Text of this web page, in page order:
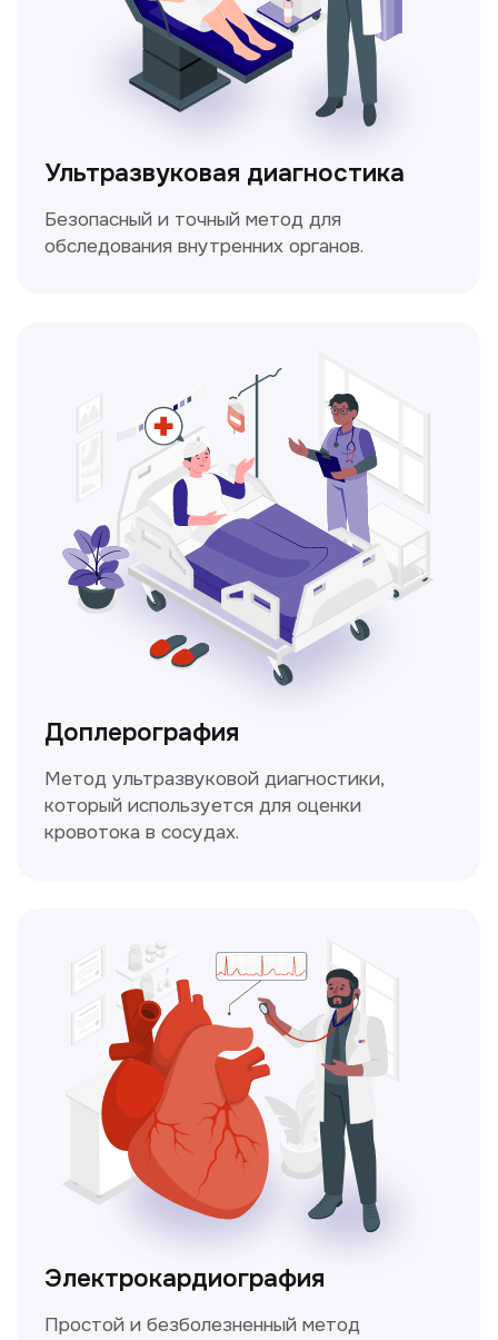
Доплерография
Консультация врачей
Это диагностика, рекомендации
и индивидуальный план лечения
от наших опытных специалистов для
вашего здоровья.
Простой и безболезненный метод
для оценки работы сердца.